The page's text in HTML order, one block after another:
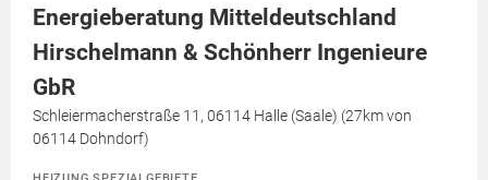
Energieberatung Mitteldeutschland
Hirschelmann & Schönherr Ingenieure
GbR
Schleiermacherstraße 11, 06114 Halle (Saale) (27km von
06114 Dohndorf)